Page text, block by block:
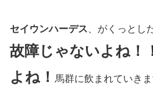
セイウンハーデス 、がくっとし
故障じゃないよね！
よね！ 馬群に飲まれていきま